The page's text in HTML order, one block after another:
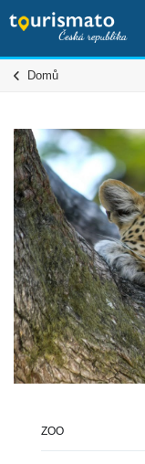
Domů
Sdílení
ZOO